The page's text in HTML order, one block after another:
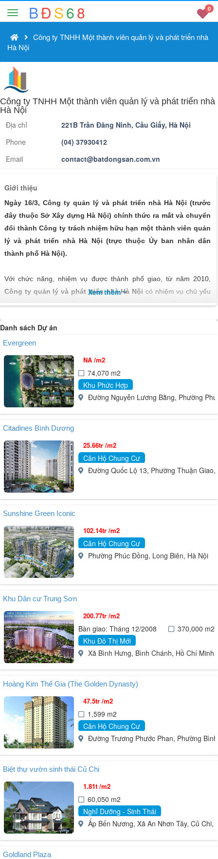
BĐS68 0
Công ty TNHH Một thành viên quản lý và phát triển nhà
Hà Nội
Công ty TNHH Một thành viên quản lý và phát triển nhà
Hà Nội
Địa chỉ
221B Trần Đăng Ninh, Cầu Giấy, Hà Nội
Phone
(04) 37930412
Email
contact@batdongsan.com.vn
Giới thiệu
Ngày 16/3, Công ty quản lý và phát triển nhà Hà Nội (trước
đây thuộc Sở Xây dựng Hà Nội) chính thức ra mắt và chuyển
đổi thành Công ty trách nhiệm hữu hạn một thành viên quản
lý và phát triển nhà Hà Nội (trực thuộc Ủy ban nhân dân
thành phố Hà Nội).
Với chức năng, nhiệm vụ được thành phố giao, từ năm 2010,
Công ty quản lý và phát triển nhà Hà Nội có nhiệm vụ chủ yếu
là quản lý và phát triển các loại nhà ở trên địa bàn gồm: quản lý
công với cách mạng, nhà ở dành cho người thu nhập thấp, quản lý
nhà ở tái định cư phục vụ các dự án trọng điểm của Nhà nước và
thành phố, nhà thuê ở phục vụ cho công nhân, người lao động tại
các khu công nghiệp, khu chế xuất, nhà thuê ở cho học sinh, sinh
viên... và phát triển các dự án nhà ở theo quy hoạch của thành
phố đã phê duyệt.
Xem thêm
Danh sách Dự án
Evergreen
NA /m2
74,070 m2
Khu Phức Hợp
Đường Nguyễn Lương Bằng, Phường
Citadines Bình Dương
25.66tr /m2
Căn Hộ Chung Cư
Đường Quốc Lộ 13, Phường Thuận
Sunshine Green Iconic
102.14tr /m2
Căn Hộ Chung Cư
Phường Phúc Đồng, Long Biên, Hà Nội
Khu Dân cư Trung Sơn
200.77tr /m2
Bàn giao: Tháng 12/2008
370,000 m2
Khu Đô Thị Mới
Xã Bình Hưng, Bình Chánh, Hồ Chí Minh
Hoàng Kim Thế Gia (The Golden Dynasty)
47.5tr /m2
1,599 m2
Căn Hộ Chung Cư
Đường Trương Phước Phan, Phường
Biệt thự vườn sinh thái Củ Chi
1.81t /m2
60,050 m2
Nghỉ Dưỡng - Sinh Thái
Ấp Bến Nương, Xã An Nhơn Tây, Củ Chi,
Goldland Plaza